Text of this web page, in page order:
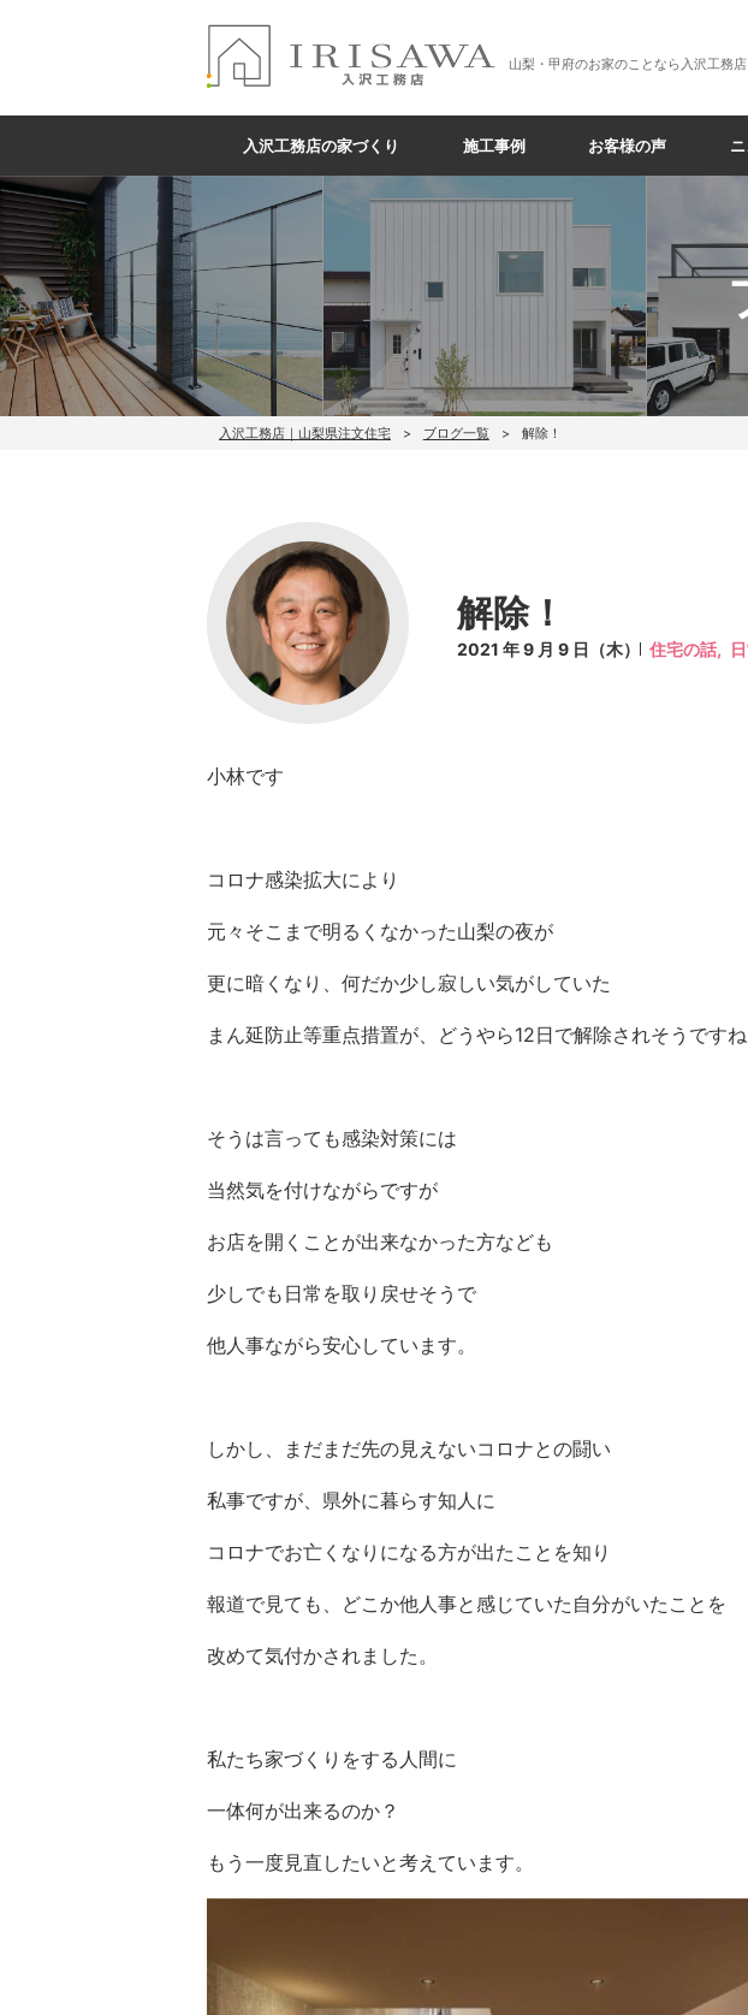
山梨・甲府のお家のことなら入沢工務
入沢工務店の家づくり 施工事例 お客様の声
入沢工務店｜山梨県注文住宅 ブログ一覧 解除！
解除！
2021 年 9 月 9 日（木） 住宅の話,
小林です
コロナ感染拡大により
元々そこまで明るくなかった山梨の夜が
更に暗くなり、何だか少し寂しい気がしていた
まん延防止等重点措置が、どうやら12日で解除されそうですね
そうは言っても感染対策には
当然気を付けながらですが
お店を開くことが出来なかった方なども
少しでも日常を取り戻せそうで
他人事ながら安心しています。
しかし、まだまだ先の見えないコロナとの闘い
私事ですが、県外に暮らす知人に
コロナでお亡くなりになる方が出たことを知り
報道で見ても、どこか他人事と感じていた自分がいたことを
改めて気付かされました。
私たち家づくりをする人間に
一体何が出来るのか？
もう一度見直したいと考えています。